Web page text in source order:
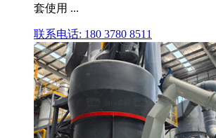
套使用 ...
联系电话: 180 3780 8511